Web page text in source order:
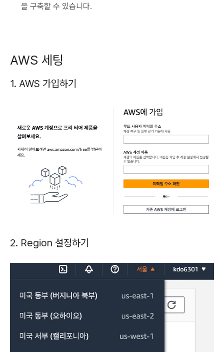
을 구축할 수 있습니다.
AWS 세팅
1. AWS 가입하기
2. Region 설정하기